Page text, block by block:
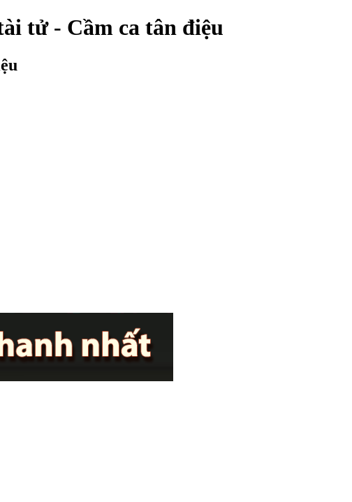
tử - Cầm ca tân điệu